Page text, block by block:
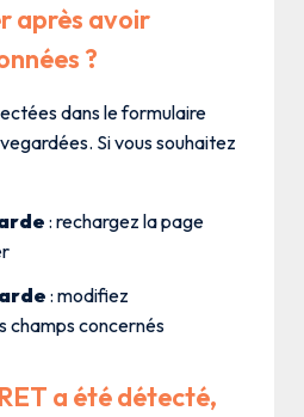
après avoir
?
dans le formulaire
Si vous souhaitez
: rechargez la page
: modifiez
champs concernés
a été détecté,